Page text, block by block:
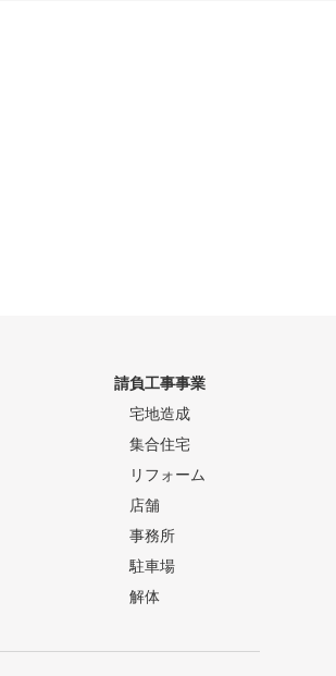
請負工事事業
宅地造成
集合住宅
リフォーム
店舗
事務所
駐車場
解体